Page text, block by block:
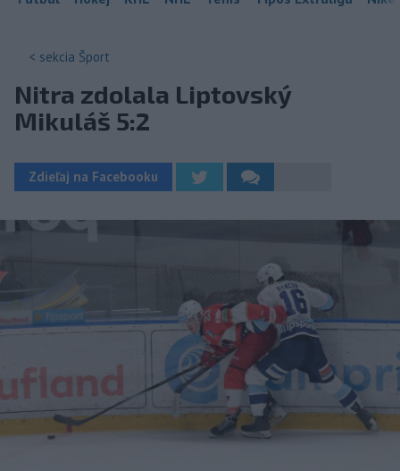
< sekcia Šport
Nitra zdolala Liptovský
Mikuláš 5:2
Zdieľaj na Facebooku